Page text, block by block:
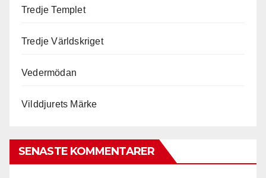
Tredje Templet
Tredje Världskriget
Vedermödan
Vilddjurets Märke
SENASTE KOMMENTARER